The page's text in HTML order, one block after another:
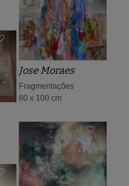
Jose Moraes
Fragmentações
80 x 100 cm